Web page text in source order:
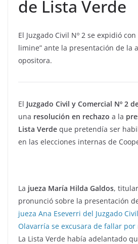
de Lista Verde
El Juzgado Civil Nº 2 se expidió
limine” ante la presentación de la
opositora.
El Juzgado Civil y Comercial Nº 2
una resolución en rechazo a la
Lista Verde que pretendía ser
en las elecciones internas de
La jueza María Hilda Galdos,
pronunció sobre la presentación
jueza Ana Eseverri del Juzgado
Olavarría se excusara de fallar
La Lista Verde había adelantado